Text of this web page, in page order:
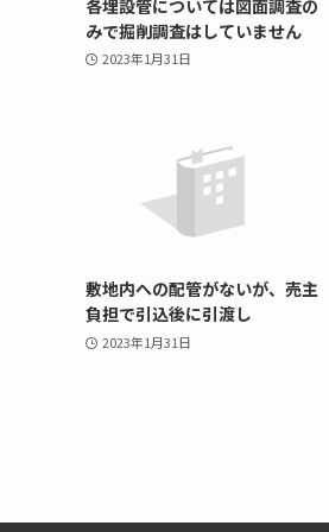
各埋設管については図面調査の
みで掘削調査はしていません
2023年1月31日
敷地内への配管がないが、売主
負担で引込後に引渡し
2023年1月31日